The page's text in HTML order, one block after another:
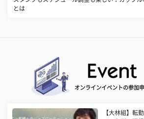
とは
オンラインイベントの参加
【大林組】転